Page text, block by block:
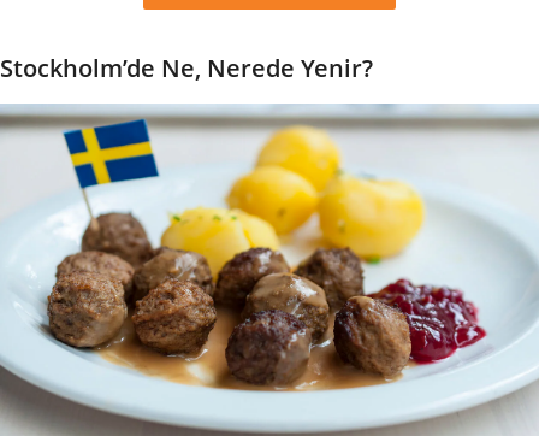
Stockholm’de Ne, Nerede Yenir?